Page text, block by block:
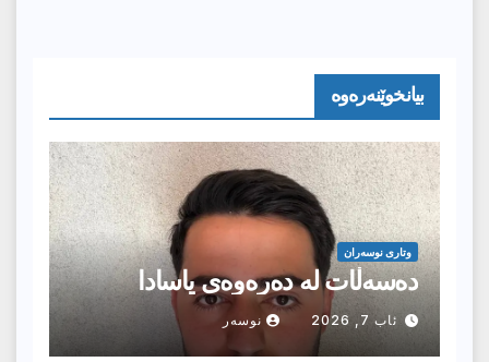
بیانخوێنەرەوە
وتارى نوسەران
دەسەڵات لە دەرەوەی یاسادا
ئاب 7, 2026 نوسەر